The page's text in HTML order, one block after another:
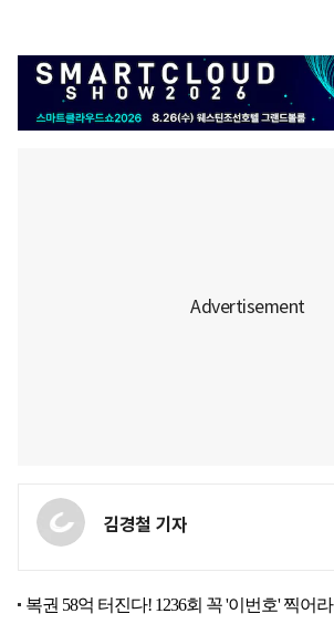
김경철 기자